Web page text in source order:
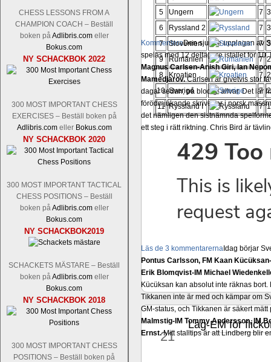
CHESS LESSONS FROM A
CHAMPION COACH – Beställ
boken påAdlibris.comeller
Bokus.com
NY SCHACKBOK 2022
300 MOST IMPORTANT CHESS
EXERCISES – Beställ boken på
Adlibris.comeller Bokus.com
NY SCHACKBOK 2020
300 MOST IMPORTANT TACTICAL
CHESS POSITIONS – Beställ
boken påAdlibris.comeller
Bokus.com
NY SCHACKBOK2019
SCHACKETS MÄSTARE – Beställ
boken påAdlibris.comeller
Bokus.com
NY SCHACKBOK 2018
300 MOST IMPORTANT CHESS
POSITIONS – Beställ boken på
KommenteraDen sjunde upplagan av
spelas med 12 deltagare istället för
Magnus Carlsen-Anish Giri, Ian
Mamedjarov.Carlsen är givetvis stor
dagar sedan, på blodigt allvar. Det lär
förödmjukande skriverier i norsk
det nämligen den sistnämnda
ett steg i rätt riktning. Chris Bird är
Läs de 3 kommentarerna Idag börjar
Pontus Carlsson, FM Kaan
Erik Blomqvist-IM Michael
Kücüksan kan absolut inte räknas
Tikkanen inte är med och kämpar om
GM-status, och Tikkanen är säkert
Malmstig-IM Tommy Andersson, IM
Ernst.Mitt stalltips är att Lindberg blir
5
Ungern 7 3
6
Ryssland 2 7 3
7
Slovenien 7 3
9
Rumänien 7 2
8
Kroatien 7 2
10 Sverige 7 2
11 Ryssland I 7 1
jul
21
Lag-EM för